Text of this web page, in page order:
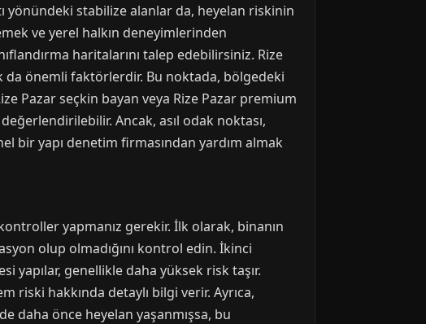
yönündeki stabilize alanlar da, heyelan riskinin
ve yerel halkın deneyimlerinden
haritalarını talep edebilirsiniz. Rize
da önemli faktörlerdir. Bu noktada, bölgedeki
Pazar seçkin bayan veya Rize Pazar premium
Ancak, asıl odak noktası,
bir yapı denetim firmasından yardım almak
yapmanız gerekir. İlk olarak, binanın
olup olmadığını kontrol edin. İkinci
yapılar, genellikle daha yüksek risk taşır.
riski hakkında detaylı bilgi verir. Ayrıca,
daha önce heyelan yaşanmışsa, bu